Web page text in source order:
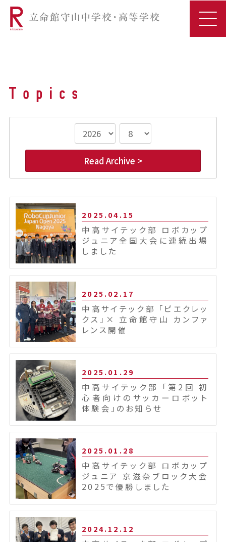
Read Archive >
2025.04.15
中高サイテック部 ロボカップ
ジュニア全国大会に連続出場
しました
2025.02.17
中高サイテック部 「ピエクレッ
クス」× 立命館守山 カンファ
レンス開催
2025.01.29
中高サイテック部 「第2回 初
心者向けのサッカーロボット
体験会」のお知らせ
2025.01.28
中高サイテック部 ロボカップ
ジュニア 京滋奈ブロック大会
2025で優勝しました
2024.12.12